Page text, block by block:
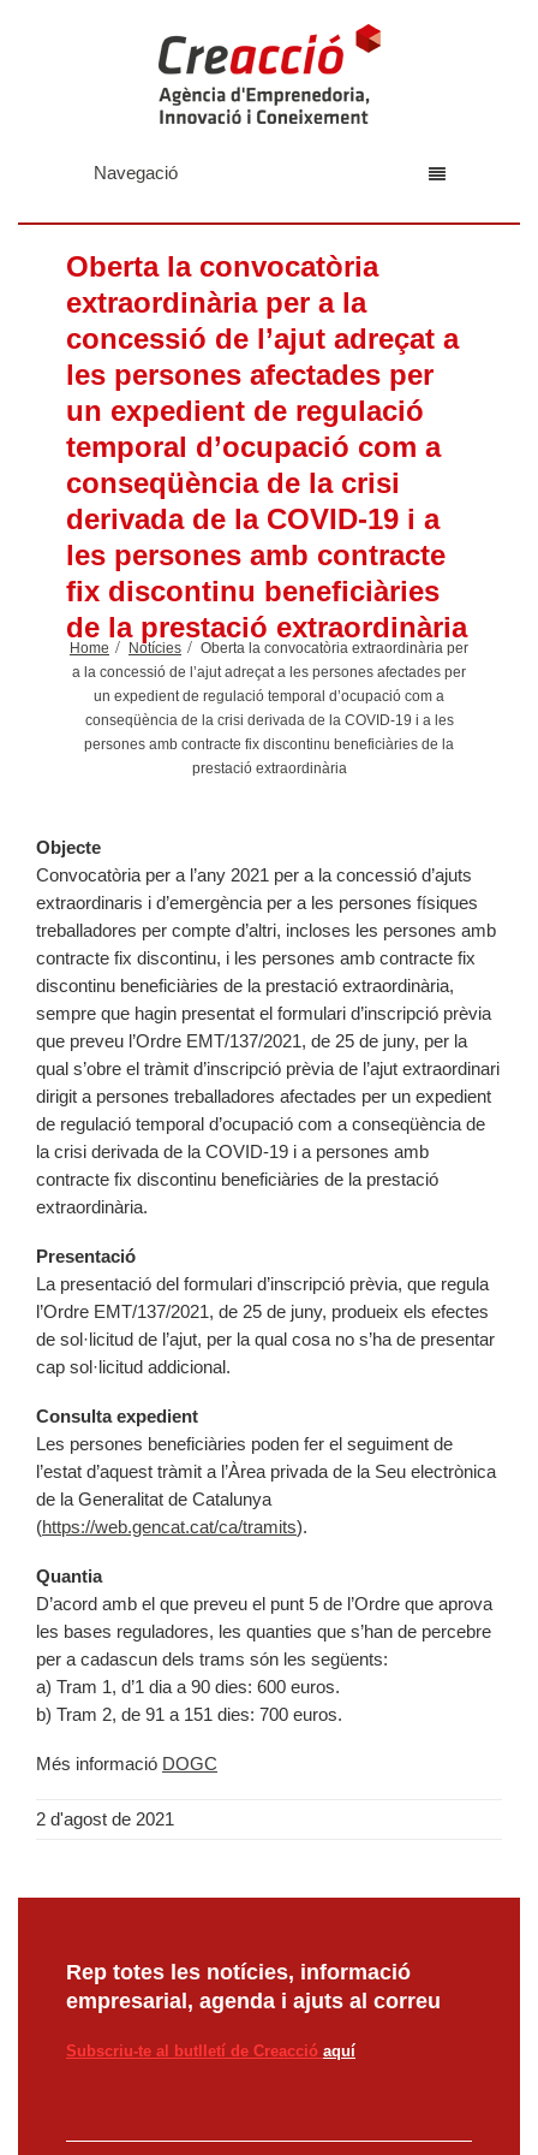
Navegació
Oberta la convocatòria
extraordinària per a la
concessió de l’ajut adreçat a
les persones afectades per
un expedient de regulació
temporal d’ocupació com a
conseqüència de la crisi
derivada de la COVID-19 i a
les persones amb contracte
fix discontinu beneficiàries
de la prestació extraordinària
Home Notícies
Oberta la convocatòria extraordinària per
a la concessió de l’ajut adreçat a les persones afectades per
un expedient de regulació temporal d’ocupació com a
conseqüència de la crisi derivada de la COVID-19 i a les
persones amb contracte fix discontinu beneficiàries de la
prestació extraordinària
Objecte
Convocatòria per a l’any 2021 per a la concessió d’ajuts
extraordinaris i d’emergència per a les persones físiques
treballadores per compte d’altri, incloses les persones amb
contracte fix discontinu, i les persones amb contracte fix
discontinu beneficiàries de la prestació extraordinària,
sempre que hagin presentat el formulari d’inscripció prèvia
que preveu l’Ordre EMT/137/2021, de 25 de juny, per la
qual s’obre el tràmit d’inscripció prèvia de l’ajut extraordinari
dirigit a persones treballadores afectades per un expedient
de regulació temporal d’ocupació com a conseqüència de
la crisi derivada de la COVID-19 i a persones amb
contracte fix discontinu beneficiàries de la prestació
extraordinària.
Presentació
La presentació del formulari d’inscripció prèvia, que regula
l’Ordre EMT/137/2021, de 25 de juny, produeix els efectes
de sol·licitud de l’ajut, per la qual cosa no s’ha de presentar
cap sol·licitud addicional.
Consulta expedient
Les persones beneficiàries poden fer el seguiment de
l’estat d’aquest tràmit a l’Àrea privada de la Seu electrònica
de la Generalitat de Catalunya
(https://web.gencat.cat/ca/tramits).
Quantia
D’acord amb el que preveu el punt 5 de l’Ordre que aprova
les bases reguladores, les quanties que s’han de percebre
per a cadascun dels trams són les següents:
a) Tram 1, d’1 dia a 90 dies: 600 euros.
b) Tram 2, de 91 a 151 dies: 700 euros.
Més informació DOGC
2 d'agost de 2021
Rep totes les notícies, informació
empresarial, agenda i ajuts al correu
Subscriu-te al butlletí de Creacció aquí